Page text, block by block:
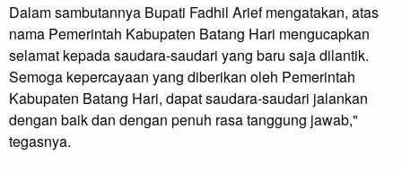
Dalam sambutannya Bupati Fadhil Arief mengatakan, atas
nama Pemerintah Kabupaten Batang Hari mengucapkan
selamat kepada saudara-saudari yang baru saja dilantik.
Semoga kepercayaan yang diberikan oleh Pemerintah
Kabupaten Batang Hari, dapat saudara-saudari jalankan
dengan baik dan dengan penuh rasa tanggung jawab,"
tegasnya.